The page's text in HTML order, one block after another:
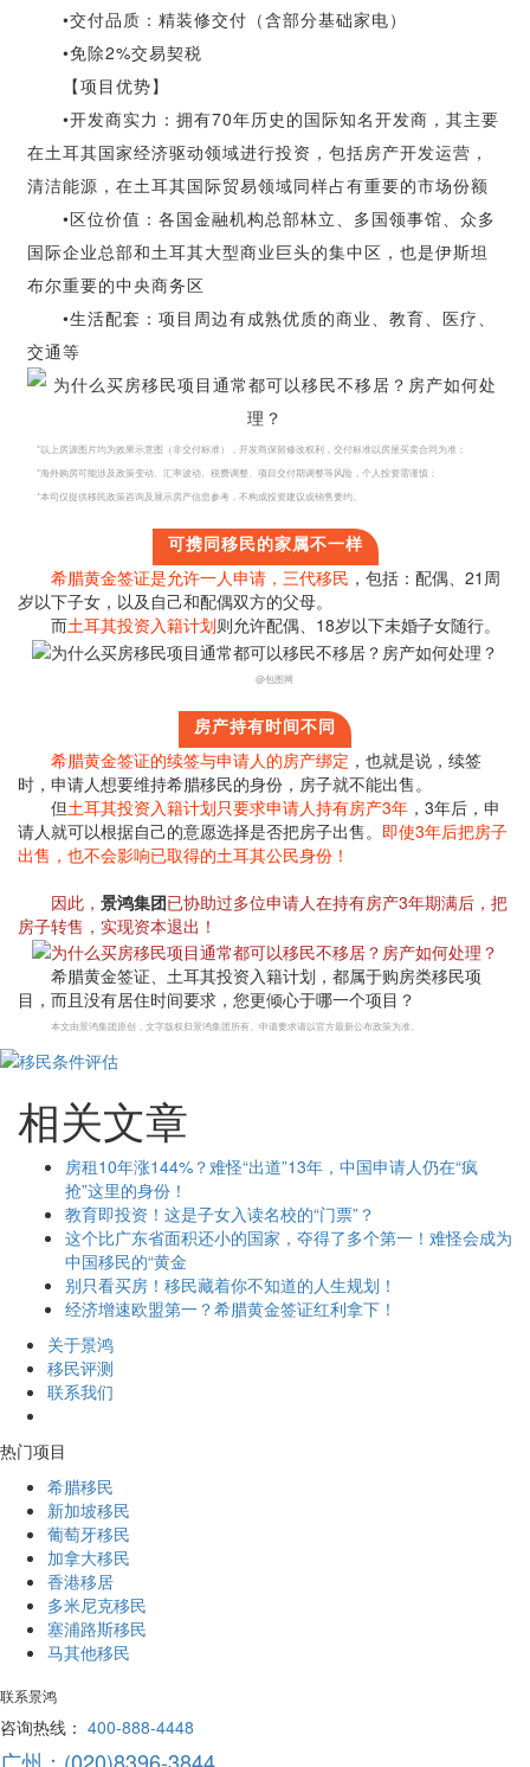
•交付品质：精装修交付（含部分基础家电）
•免除2%交易契税
【项目优势】
•开发商实力：拥有70年历史的国际知名开发商，其主要
在土耳其国家经济驱动领域进行投资，包括房产开发运营，
清洁能源，在土耳其国际贸易领域同样占有重要的市场份额
•区位价值：各国金融机构总部林立、多国领事馆、众多
国际企业总部和土耳其大型商业巨头的集中区，也是伊斯坦
布尔重要的中央商务区
•生活配套：项目周边有成熟优质的商业、教育、医疗、
交通等
*以上房源图片均为效果示意图（非交付标准），开发商保留修改权利，交付标准以房屋买卖合同为准；
*海外购房可能涉及政策变动、汇率波动、税费调整、项目交付期调整等风险，个人投资需谨慎；
*本司仅提供移民政策咨询及展示房产信息参考，不构成投资建议或销售要约。
可携同移民的家属不一样
希腊黄金签证是允许一人申请，三代移民 ，包括：配偶、21周
岁以下子女，以及自己和配偶双方的父母。
而土耳其投资入籍计划则允许配偶、18岁以下未婚子女随行。
@包图网
房产持有时间不同
希腊黄金签证的续签与申请人的房产绑定 ，也就是说，续签
时，申请人想要维持希腊移民的身份，房子就不能出售。
但土耳其投资入籍计划只要求申请人持有房产3年 ，3年后，申
请人就可以根据自己的意愿选择是否把房子出售。 即使3年后把房子
出售，也不会影响已取得的土耳其公民身份！
因此， 景鸿集团已协助过多位申请人在持有房产3年期满后，把
房子转售，实现资本退出！
希腊黄金签证、土耳其投资入籍计划，都属于购房类移民项
目，而且没有居住时间要求，您更倾心于哪一个项目？
本文由景鸿集团原创，文字版权归景鸿集团所有。申请要求请以官方最新公布政策为准。
相关文章
房租10年涨144%？难怪“出道”13年，中国申请人仍在“疯
抢”这里的身份！
教育即投资！这是子女入读名校的“门票”？
这个比广东省面积还小的国家，夺得了多个第一！难怪会成为
中国移民的“黄金
别只看买房！移民藏着你不知道的人生规划！
经济增速欧盟第一？希腊黄金签证红利拿下！
关于景鸿
移民评测
联系我们
热门项目
希腊移民
新加坡移民
葡萄牙移民
加拿大移民
香港移居
多米尼克移民
塞浦路斯移民
马其他移民
联系景鸿
咨询热线： 400-888-4448